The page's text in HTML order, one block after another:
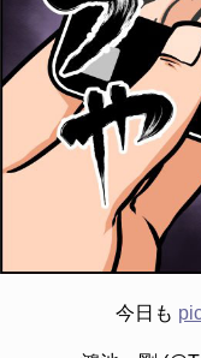
今日も